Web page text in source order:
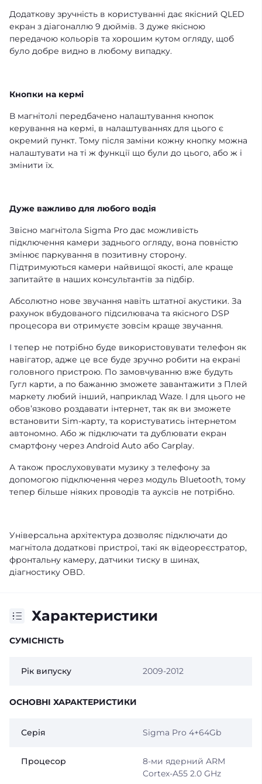
Додаткову зручність в користуванні дає якісний QLED
екран з діагоналлю 9 дюймів. З дуже якісною
передачою кольорів та хорошим кутом огляду, щоб
було добре видно в любому випадку.
Кнопки на кермі
В магнітолі передбачено налаштування кнопок
керування на кермі, в налаштуваннях для цього є
окремий пункт. Тому після заміни кожну кнопку можна
налаштувати на ті ж функції що були до цього, або ж і
змінити їх.
Дуже важливо для любого водія
Звісно магнітола Sigma Pro дає можливість
підключення камери заднього огляду, вона повністю
змінює паркування в позитивну сторону.
Підтримуються камери найвищої якості, але краще
запитайте в наших консультантів за підбір.
Абсолютно нове звучання навіть штатної акустики. За
рахунок вбудованого підсилювача та якісного DSP
процесора ви отримуєте зовсім краще звучання.
І тепер не потрібно буде використовувати телефон як
навігатор, адже це все буде зручно робити на екрані
головного пристрою. По замовчуванню вже будуть
Гугл карти, а по бажанню зможете завантажити з Плей
маркету любий інший, наприклад Waze. І для цього не
обовʼязково роздавати інтернет, так як ви зможете
встановити Sim-карту, та користуватись інтернетом
автономно. Або ж підключати та дублювати екран
смартфону через Android Auto або Carplay.
А також прослуховувати музику з телефону за
допомогою підключення через модуль Bluetooth, тому
тепер більше ніяких проводів та ауксів не потрібно.
Універсальна архітектура дозволяє підключати до
магнітола додаткові пристрої, такі як відеореєстратор,
фронтальну камеру, датчики тиску в шинах,
діагностику OBD.
Характеристики
СУМІСНІСТЬ
Рік випуску 2009-2012
ОСНОВНІ ХАРАКТЕРИСТИКИ
Серія Sigma Pro 4+64Gb
Процесор
8-ми ядерний ARM
Cortex-A55 2.0 GHz